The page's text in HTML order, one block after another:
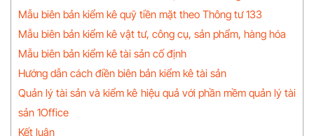
Mẫu biên bản kiểm kê quỹ tiền mặt theo Thông tư 133
Mẫu biên bản kiểm kê vật tư, công cụ, sản phẩm, hàng hóa
Mẫu biên bản kiểm kê tài sản cố định
Hướng dẫn cách điền biên bản kiểm kê tài sản
Quản lý tài sản và kiểm kê hiệu quả với phần mềm quản lý tài
sản 1Office
Kết luận